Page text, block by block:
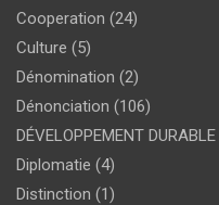
Cooperation (24)
Culture (5)
Dénomination (2)
Dénonciation (106)
DÉVELOPPEMENT DURABLE
Diplomatie (4)
Distinction (1)